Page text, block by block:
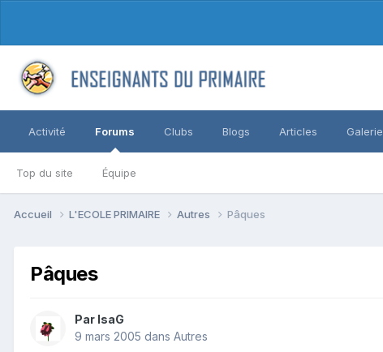
Activité Forums
Top du site Équipe
Clubs Blogs Articles Galerie
Accueil L'ECOLE PRIMAIRE Autres Pâques
Pâques
Par IsaG
9 mars 2005 dans Autres